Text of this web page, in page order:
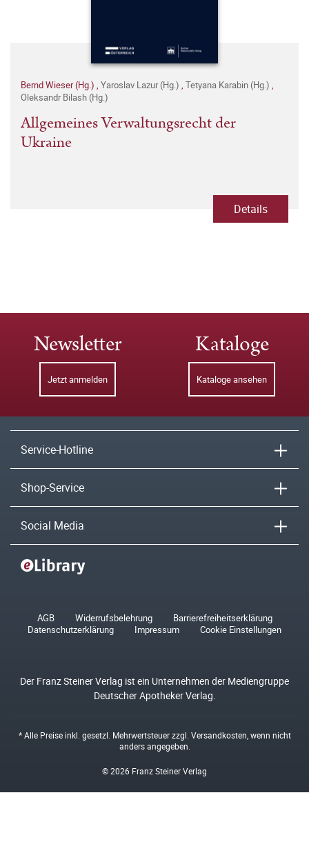
Bernd Wieser (Hg.) , Yaroslav Lazur (Hg.) , Tetyana Karabin (Hg.) ,
Oleksandr Bilash (Hg.)
Allgemeines Verwaltungsrecht der
Ukraine
Details
Newsletter
Jetzt anmelden
Kataloge
Kataloge ansehen
Service-Hotline
Shop-Service
Social Media
AGB Widerrufsbelehrung
Barrierefreiheitserklärung
Datenschutzerklärung
Impressum Cookie Einstellungen
Der Franz Steiner Verlag ist ein Unternehmen der Mediengruppe
Deutscher Apotheker Verlag.
* Alle Preise inkl. gesetzl. Mehrwertsteuer zzgl. Versandkosten , wenn nicht
anders angegeben.
© 2026 Franz Steiner Verlag